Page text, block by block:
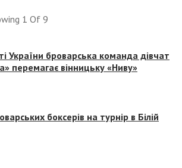
1 Of 9
України броварська команда дівчат
перемагає вінницьку «Ниву»
боксерів на турнір в Білій